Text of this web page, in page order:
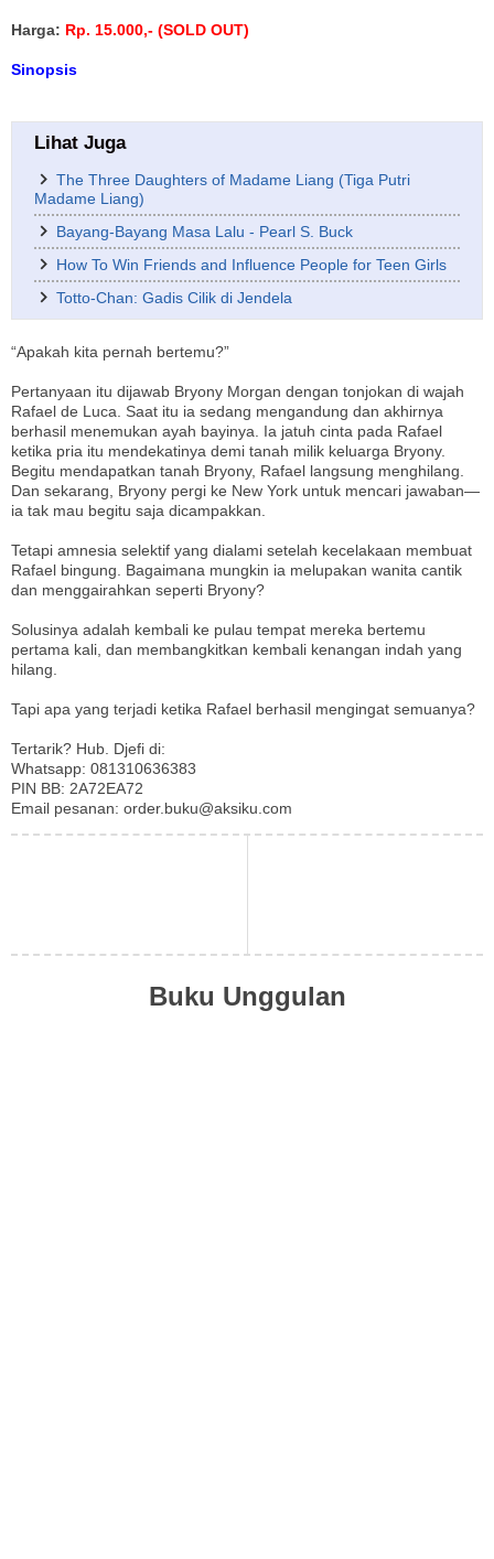
Harga: Rp. 15.000,- (SOLD OUT)
Sinopsis
Lihat Juga
The Three Daughters of Madame Liang (Tiga Putri
Madame Liang)
Bayang-Bayang Masa Lalu - Pearl S. Buck
How To Win Friends and Influence People for Teen Girls
Totto-Chan: Gadis Cilik di Jendela
“Apakah kita pernah bertemu?”
Pertanyaan itu dijawab Bryony Morgan dengan tonjokan di wajah
Rafael de Luca. Saat itu ia sedang mengandung dan akhirnya
berhasil menemukan ayah bayinya. Ia jatuh cinta pada Rafael
ketika pria itu mendekatinya demi tanah milik keluarga Bryony.
Begitu mendapatkan tanah Bryony, Rafael langsung menghilang.
Dan sekarang, Bryony pergi ke New York untuk mencari jawaban—
ia tak mau begitu saja dicampakkan.
Tetapi amnesia selektif yang dialami setelah kecelakaan membuat
Rafael bingung. Bagaimana mungkin ia melupakan wanita cantik
dan menggairahkan seperti Bryony?
Solusinya adalah kembali ke pulau tempat mereka bertemu
pertama kali, dan membangkitkan kembali kenangan indah yang
hilang.
Tapi apa yang terjadi ketika Rafael berhasil mengingat semuanya?
Tertarik? Hub. Djefi di:
Whatsapp: 081310636383
PIN BB: 2A72EA72
Email pesanan: order.buku@aksiku.com
Buku Unggulan